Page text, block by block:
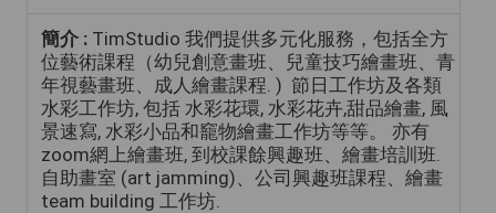
簡介 : TimStudio 我們提供多元化服務，包括全方
位藝術課程（幼兒創意畫班、兒童技巧繪畫班、青
年視藝畫班、成人繪畫課程. ) 節日工作坊及各類
水彩工作坊, 包括 水彩花環, 水彩花卉,甜品繪畫, 風
景速寫, 水彩小品和竉物繪畫工作坊等等。 亦有
zoom網上繪畫班, 到校課餘興趣班、繪畫培訓班.
自助畫室 (art jamming)、公司興趣班課程、繪畫
team building 工作坊.